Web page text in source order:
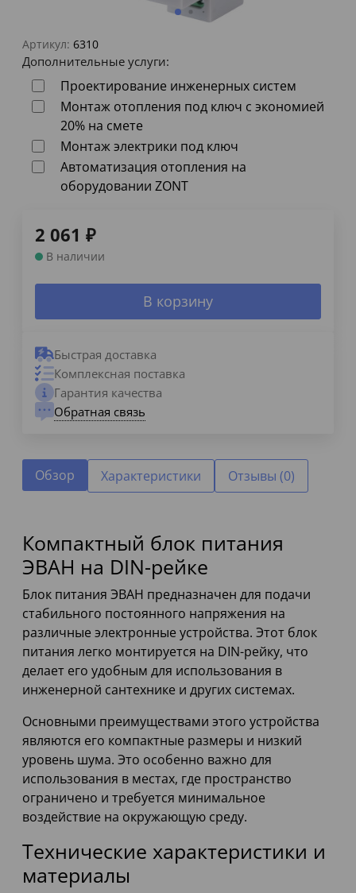
Артикул: 6310
Дополнительные услуги:
Проектирование инженерных систем
Монтаж отопления под ключ с экономией
20% на смете
Монтаж электрики под ключ
Автоматизация отопления на
оборудовании ZONT
2 061 ₽
В наличии
В корзину
Быстрая доставка
Комплексная поставка
Гарантия качества
Обратная связь
Обзор Характеристики Отзывы (0)
Компактный блок питания
ЭВАН на DIN-рейке
Блок питания ЭВАН предназначен для подачи
стабильного постоянного напряжения на
различные электронные устройства. Этот блок
питания легко монтируется на DIN-рейку, что
делает его удобным для использования в
инженерной сантехнике и других системах.
Основными преимуществами этого устройства
являются его компактные размеры и низкий
уровень шума. Это особенно важно для
использования в местах, где пространство
ограничено и требуется минимальное
воздействие на окружающую среду.
Технические характеристики и
материалы